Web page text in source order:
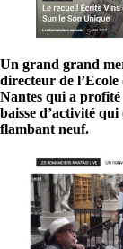
Un grand grand
directeur de
Nantes qui a
baisse d’activité
flambant neuf.